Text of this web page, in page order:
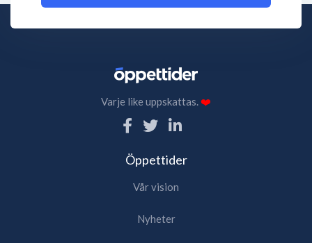
Varje like uppskattas.❤️
Öppettider
Vår vision
Nyheter